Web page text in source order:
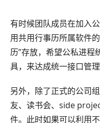
有时候团队成员在加入
用共用行事历所属软件
历”存放，希望公私进
具，来达成统一接口管理
另外，除了正式的公司
友、读书会、side
件。此时如果可以利用